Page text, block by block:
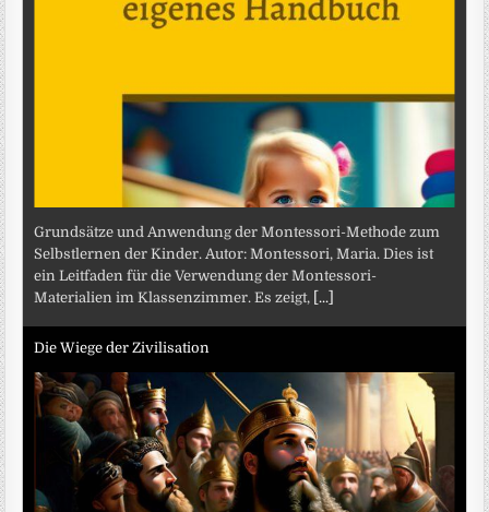
Grundsätze und Anwendung der Montessori-Methode zum
Selbstlernen der Kinder. Autor: Montessori, Maria. Dies ist
ein Leitfaden für die Verwendung der Montessori-
Materialien im Klassenzimmer. Es zeigt,
[...]
Die Wiege der Zivilisation